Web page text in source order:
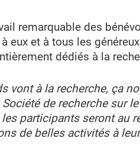
remarquable des
eux et à tous les
dédiés à la
vont à la recherche, ça
de recherche sur
participants seront au
de belles activités à